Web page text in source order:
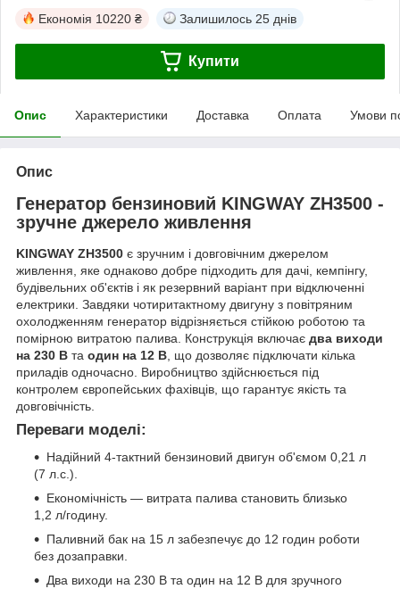
Економія 10220 ₴ Залишилось 25 днів
Купити
Опис Характеристики Доставка Оплата Умови
Опис
Генератор бензиновий KINGWAY ZH3500 -
зручне джерело живлення
KINGWAY ZH3500 є зручним і довговічним джерелом
живлення, яке однаково добре підходить для дачі, кемпінгу,
будівельних об'єктів і як резервний варіант при відключенні
електрики. Завдяки чотиритактному двигуну з повітряним
охолодженням генератор відрізняється стійкою роботою та
помірною витратою палива. Конструкція включає два виходи
на 230 В та один на 12 В, що дозволяє підключати кілька
приладів одночасно. Виробництво здійснюється під
контролем європейських фахівців, що гарантує якість та
довговічність.
Переваги моделі:
Надійний 4-тактний бензиновий двигун об'ємом 0,21 л
(7 л.с.).
Економічність — витрата палива становить близько
1,2 л/годину.
Паливний бак на 15 л забезпечує до 12 годин роботи
без дозаправки.
Два виходи на 230 В та один на 12 В для зручного